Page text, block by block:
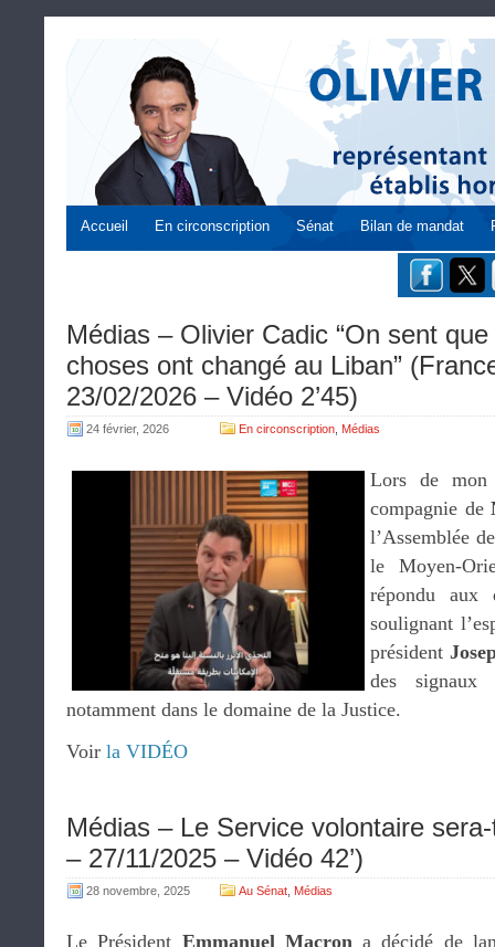
Accueil En circonscription Sénat Bilan de mandat
Médias – Olivier Cadic “On sent
choses ont changé au Liban”
23/02/2026 – Vidéo 2’45)
24 février, 2026 En circonscription Médias
Lors de mon
compagnie de
l’Assemblée
le Moyen-
répondu aux
soulignant
président
des signaux
notamment dans le domaine de la Justice.
Voir la VIDÉO
Médias – Le Service volontaire
– 27/11/2025 – Vidéo 42’)
28 novembre, 2025 Au Sénat Médias
Le Président Emmanuel Macrona décidé de